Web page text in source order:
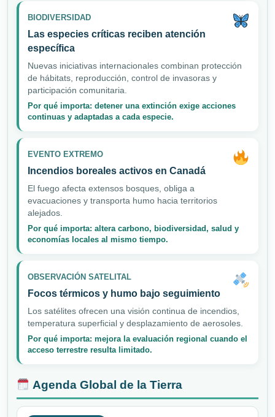
BIODIVERSIDAD
Las especies críticas reciben atención
específica
Nuevas iniciativas internacionales combinan protección
de hábitats, reproducción, control de invasoras y
participación comunitaria.
Por qué importa: detener una extinción exige acciones
continuas y adaptadas a cada especie.
EVENTO EXTREMO
Incendios boreales activos en Canadá
El fuego afecta extensos bosques, obliga a
evacuaciones y transporta humo hacia territorios
alejados.
Por qué importa: altera carbono, biodiversidad, salud y
economías locales al mismo tiempo.
OBSERVACIÓN SATELITAL
Focos térmicos y humo bajo seguimiento
Los satélites ofrecen una visión continua de incendios,
temperatura superficial y desplazamiento de aerosoles.
Por qué importa: mejora la evaluación regional cuando el
acceso terrestre resulta limitado.
Agenda Global de la Tierra